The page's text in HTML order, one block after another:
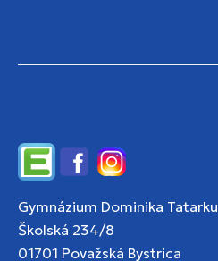
EdupageFacebookInstagram
Gymnázium Dominika Tatarku
Školská 234/8
01701 Považská Bystrica